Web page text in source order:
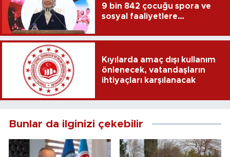
9 bin 842 çocuğu spora ve
sosyal faaliyetlere
Kıyılarda amaç dışı kullanım
önlenecek, vatandaşların
ihtiyaçları karşılanacak
Bunlar da ilginizi çekebilir